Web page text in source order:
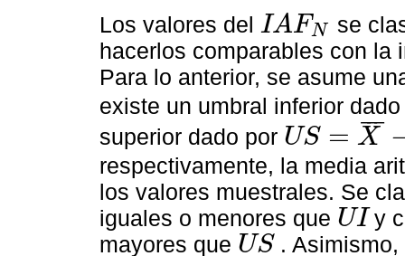
Los valores del IAFN
IAFN
se
hacerlos comparables con la
Para lo anterior, se asume
existe un umbral inferior
superior dado por US = X
¯¯
¯
US =X¯ DT/2
respectivamente, la media
los valores muestrales. Se
iguales o menores que UI
UI
y
mayores que US
US
.